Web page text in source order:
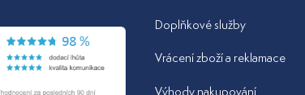
Doplňkové služby
Vrácení zboží a reklamace
Výhody nakupování